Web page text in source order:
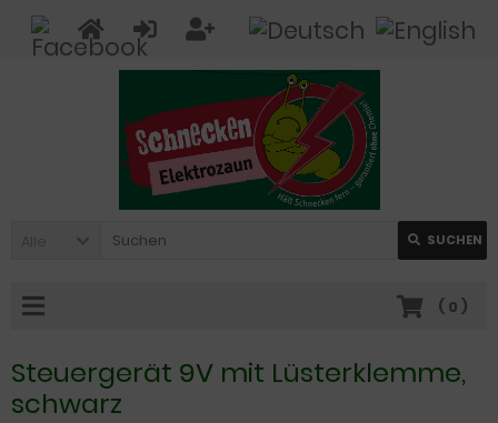
Alle SUCHEN
( 0 )
Steuergerät 9V mit Lüsterklemme,
schwarz